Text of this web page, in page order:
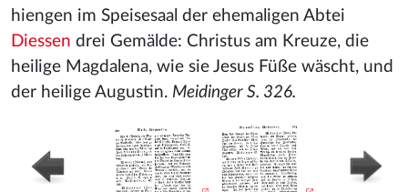
hiengen im Speisesaal der ehemaligen Abtei
Diessen drei Gemälde: Christus am Kreuze, die
heilige Magdalena, wie sie Jesus Füße wäscht, und
der heilige Augustin. Meidinger S. 326.